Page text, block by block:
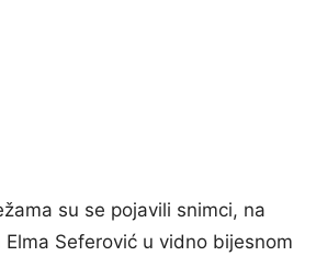
su se pojavili snimci, na
Seferović u vidno bijesnom